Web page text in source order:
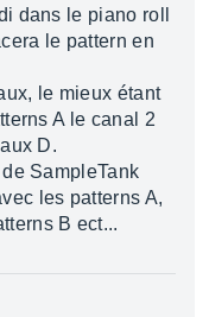
dans le piano roll
le pattern en
le mieux étant
A le canal 2
D.
SampleTank
les patterns A,
B ect...